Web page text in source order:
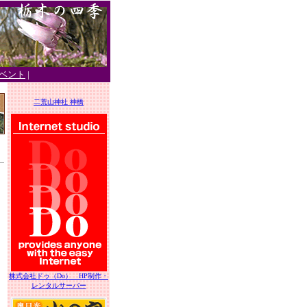
ント |
二荒山神社 神橋
株式会社ドゥ（Do） HP制作・
レンタルサーバー